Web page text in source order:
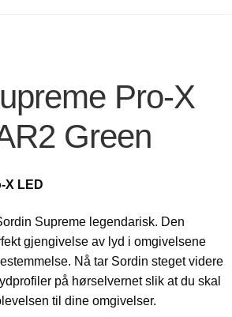
Pro-X
Green
X LED
Supreme legendarisk. Den
gjengivelse av lyd i omgivelsene
Nå tar Sordin steget videre
på hørselvernet slik at du skal
til dine omgivelser.